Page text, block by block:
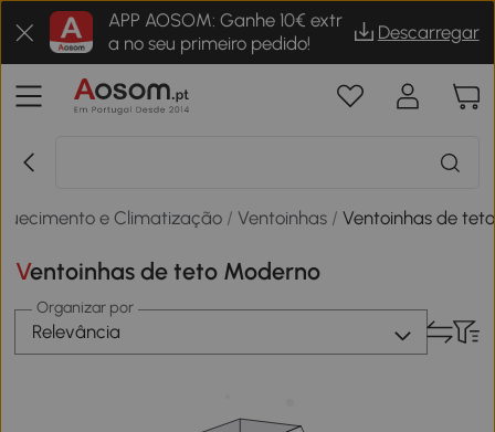
APP AOSOM: Ganhe 10€ extr
a no seu primeiro pedido!
Descarregar
e Climatização /Ventoinhas /Ventoinhas de teto
Ventoinhas de teto Moderno
Organizar por
Relevância